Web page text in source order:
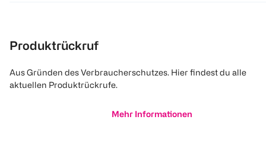
Produktrückruf
Aus Gründen des Verbraucherschutzes. Hier findest du alle
aktuellen Produktrückrufe.
Mehr Informationen